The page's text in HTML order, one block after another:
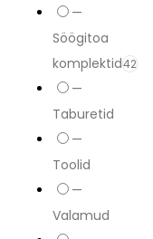
—
Söögitoa
komplektid42
—
Taburetid
—
Toolid
—
Valamud